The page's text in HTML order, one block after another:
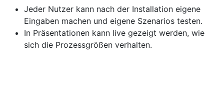
Jeder Nutzer kann nach der Installation eigene
Eingaben machen und eigene Szenarios testen.
In Präsentationen kann live gezeigt werden, wie
sich die Prozessgrößen verhalten.